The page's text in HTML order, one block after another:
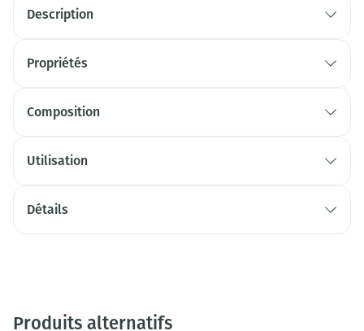
Description
Propriétés
Composition
Utilisation
Détails
Produits alternatifs